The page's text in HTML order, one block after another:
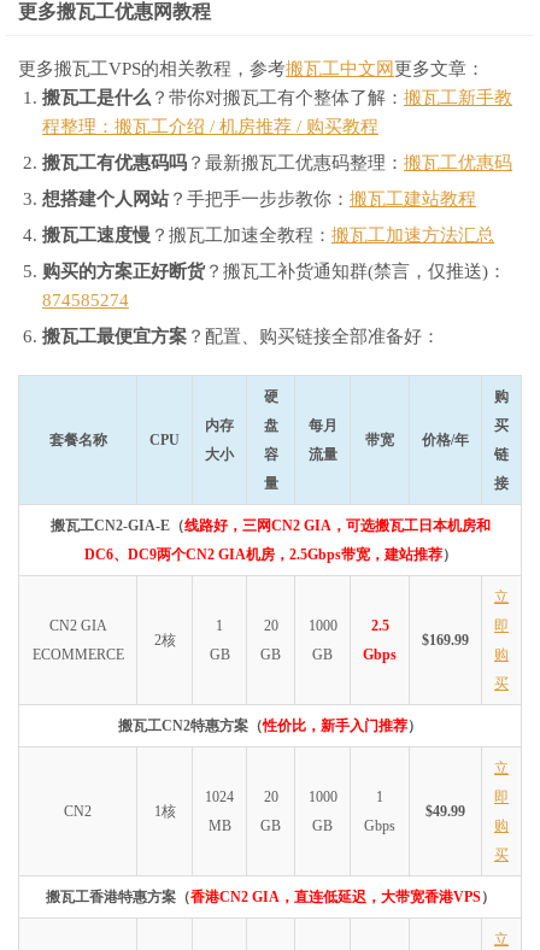
更多搬瓦工优惠网教程
更多搬瓦工VPS的相关教程，参考搬瓦工中文网 更多文章：
搬瓦工是什么 ？带你对搬瓦工有个整体了解： 搬瓦工新手教
程整理：搬瓦工介绍 / 机房推荐 / 购买教程
搬瓦工有优惠码吗 ？最新搬瓦工优惠码整理： 搬瓦工优惠码
想搭建个人网站？手把手一步步教你： 搬瓦工建站教程
搬瓦工速度慢 ？搬瓦工加速全教程： 搬瓦工加速方法汇总
购买的方案正好断货？搬瓦工补货通知群(禁言，仅推送)：
874585274
搬瓦工最便宜方案 ？配置、购买链接全部准备好：
套餐名称 CPU
内存
大小
硬
盘
容
量
每月
流量
带宽 价格/年
购
买
链
接
搬瓦工CN2-GIA-E（线路好，三网CN2 GIA，可选搬瓦工日本机房和
DC6、DC9两个CN2 GIA机房，2.5Gbps带宽，建站推荐）
CN2 GIA
ECOMMERCE
2核
1
GB
20
GB
1000
GB
2.5
Gbps
$169.99
立
即
购
买
搬瓦工CN2特惠方案（性价比，新手入门推荐）
CN2 1核
1024
MB
20
GB
1000
GB
1
Gbps
$49.99
立
即
购
买
搬瓦工香港特惠方案（香港CN2 GIA，直连低延迟，大带宽香港VPS）
立